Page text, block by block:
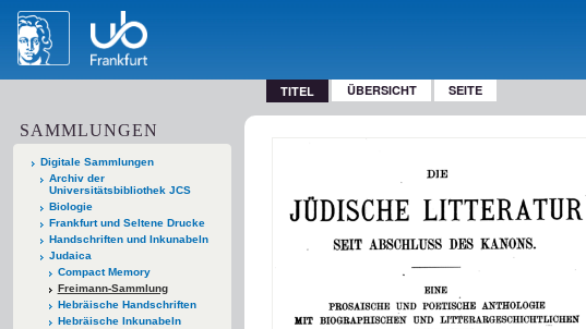
TITEL ÜBERSICHT SEITE
SAMMLUNGEN
Digitale Sammlungen
Archiv der
Universitätsbibliothek JCS
Biologie
Frankfurt und Seltene Drucke
Handschriften und Inkunabeln
Judaica
Compact Memory
Freimann-Sammlung
Hebräische Handschriften
Hebräische Inkunabeln